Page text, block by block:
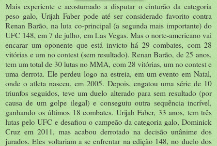
Mais experiente e acostumado a disputar o cinturão da categoria
peso galo, Urijah Faber pode até ser considerado favorito contra
Renan Barão, na luta co-principal (a segunda mais importante) do
UFC 148, em 7 de julho, em Las Vegas. Mas o norte-americano vai
encarar um oponente que está invicto há 29 combates, com 28
vitórias e um no contest (sem resultado). Renan Barão, de 25 anos,
tem um total de 30 lutas no MMA, com 28 vitórias, um no contest e
uma derrota. Ele perdeu logo na estreia, em um evento em Natal,
onde o atleta nasceu, em 2005. Depois, engatou uma série de 10
triunfos seguidos, teve um duelo alterado para sem resultado (por
causa de um golpe ilegal) e conseguiu outra sequência incrível,
ganhando os últimos 18 combates. Urijah Faber, 33 anos, tem três
lutas pelo UFC e desafiou o campeão da categoria galo, Dominick
Cruz em 2011, mas acabou derrotado na decisão unânime dos
jurados. Eles voltariam a se enfrentar na edição 148, no duelo dos